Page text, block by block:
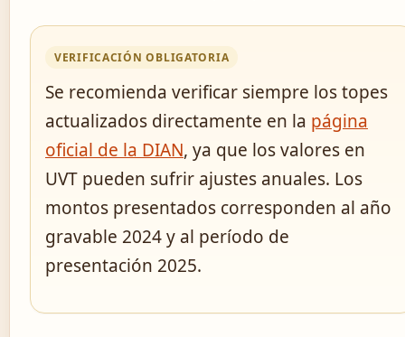
VERIFICACIÓN OBLIGATORIA
Se recomienda verificar siempre los topes
actualizados directamente en la página
oficial de la DIAN, ya que los valores en
UVT pueden sufrir ajustes anuales. Los
montos presentados corresponden al año
gravable 2024 y al período de
presentación 2025.